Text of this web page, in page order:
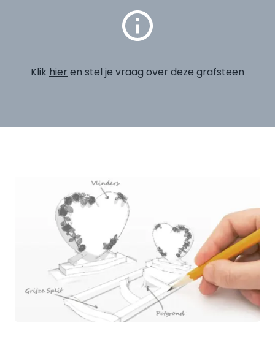
Klik hier en stel je vraag over deze grafsteen